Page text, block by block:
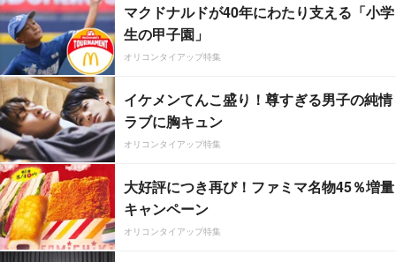
マクドナルドが40年にわたり支える「小学
生の甲子園」
オリコンタイアップ特集
イケメンてんこ盛り！尊すぎる男子の純情
ラブに胸キュン
オリコンタイアップ特集
大好評につき再び！ファミマ名物45％増量
キャンペーン
オリコンタイアップ特集